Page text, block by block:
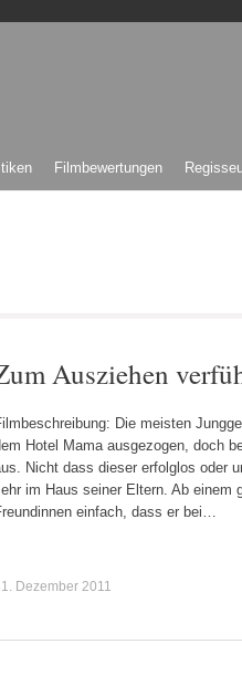
Filmbewertungen
Ausziehen
Die meisten
Hotel Mama ausgezogen, doch
Nicht dass dieser erfolglos oder
im Haus seiner Eltern. Ab einem
einfach, dass er bei…
Dezember 2011